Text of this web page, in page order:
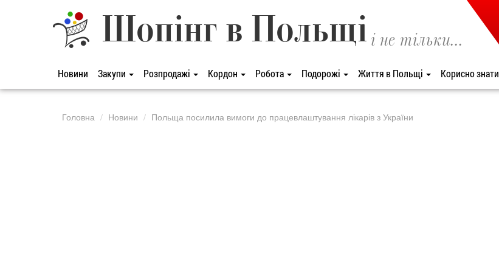
Шопінг в Польщі і не тільки...
Новини Закупи Розпродажі Кордон Робота Подорожі Життя в Польщі Корисно знати
Головна Новини Польща посилила вимоги до працевлаштування лікарів з України